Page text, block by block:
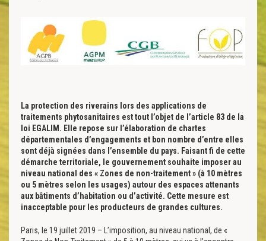
La protection des riverains lors des applications de
traitements phytosanitaires est tout l’objet de l’article 83 de la
loi EGALIM. Elle repose sur l’élaboration de chartes
départementales d’engagements et bon nombre d’entre elles
sont déjà signées dans l’ensemble du pays. Faisant fi de cette
démarche territoriale, le gouvernement souhaite imposer au
niveau national des « Zones de non-traitement » (à 10 mètres
ou 5 mètres selon les usages) autour des espaces attenants
aux bâtiments d’habitation ou d’activité. Cette mesure est
inacceptable pour les producteurs de grandes cultures.
Paris, le 19 juillet 2019 – L’imposition, au niveau national, de «